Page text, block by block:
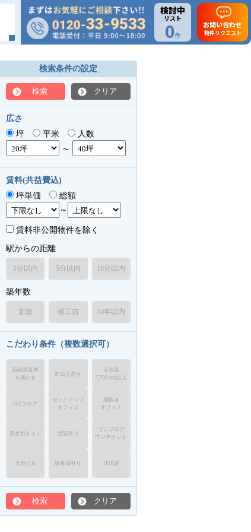
検討中
リスト
0件
お問い合わせ
物件リクエスト
検索条件の設定
検索 クリア
広さ
坪
平米
人数
～
賃料(共益費込)
坪単価
総額
～
賃料非公開物件を除く
駅からの距離
1分以内 5分以内 10分以内
築年数
新築 竣工前 10年以内
こだわり条件（複数選択可）
新耐震基準
を満たす
即日入居可
天井高
2,700mm以上
OAフロア
セットアップ
オフィス
居抜き
オフィス
男女別トイレ 空調有り
ワンフロア
ワンテナント
大型ビル 駐車場有り 1F限定
検索 クリア